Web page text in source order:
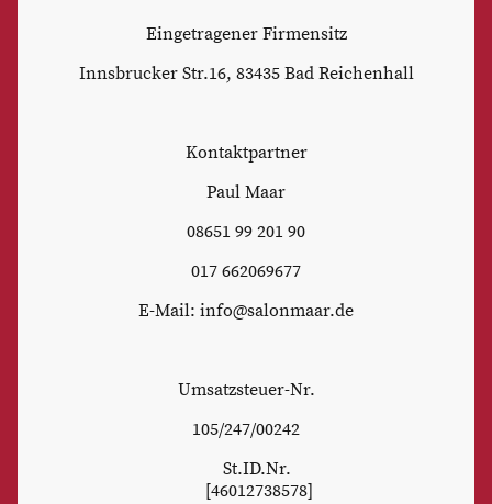
Eingetragener Firmensitz
Innsbrucker Str.16, 83435 Bad Reichenhall
Kontaktpartner
Paul Maar
08651 99 201 90
017 662069677
E-Mail: info@salonmaar.de
Umsatzsteuer-Nr.
105/247/00242
St.ID.Nr.
[46012738578]